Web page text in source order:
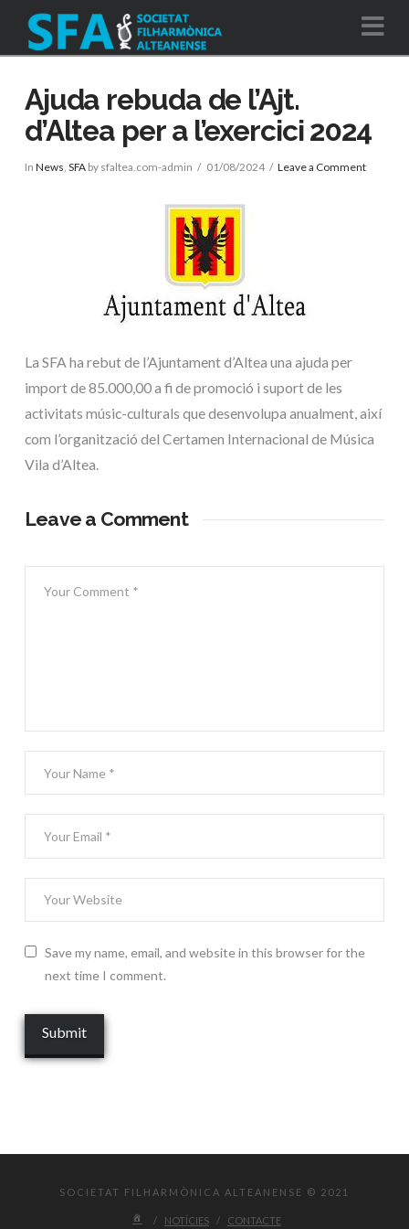
Ajuda rebuda de l’Ajt.
d’Altea per a l’exercici 2024
In News SFAby sfaltea.com-admin 01/08/2024 Leave a Comment
La SFA ha rebut de l’Ajuntament d’Altea una ajuda per
import de 85.000,00 a fi de promoció i suport de les
activitats músic-culturals que desenvolupa anualment, així
com l’organització del Certamen Internacional de Música
Vila d’Altea.
Leave a Comment
Save my name, email, and website in this browser for the
next time I comment.
SOCIETAT FILHARMÒNICA ALTEANENSE © 2021
NOTÍCIES CONTACTE